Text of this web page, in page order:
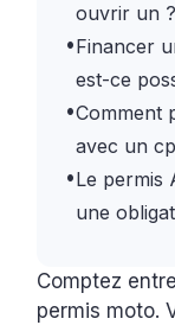
ouvrir un ?
•Financer
est-ce
•Comment
avec un
•Le permis
une
Comptez
permis moto.